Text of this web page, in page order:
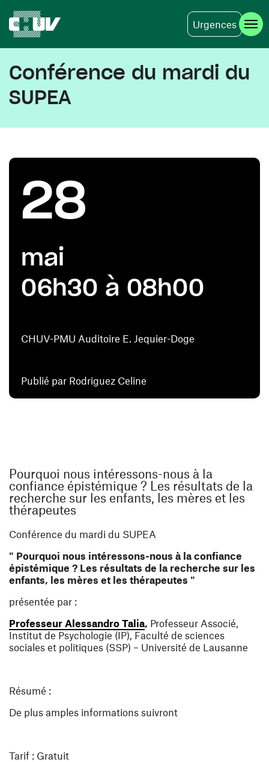
Urgences
Conférence du mardi du
SUPEA
28
mai
06h30 à 08h00
CHUV-PMU Auditoire E. Jequier-Doge
Publié par Rodriguez Celine
Pourquoi nous intéressons-nous à la
confiance épistémique ? Les résultats de la
recherche sur les enfants, les mères et les
thérapeutes
Conférence du mardi du SUPEA
" Pourquoi nous intéressons-nous à la confiance
épistémique ? Les résultats de la recherche sur les
enfants, les mères et les thérapeutes "
présentée par :
Professeur Alessandro Talia(ouvre une nouvelle
, Professeur Associé,
Institut de Psychologie (IP), Faculté de sciences
sociales et politiques (SSP) – Université de Lausanne
Résumé :
De plus amples informations suivront
Tarif : Gratuit